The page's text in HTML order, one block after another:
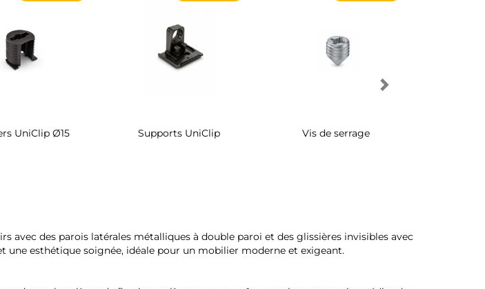
UniClip Ø15 Supports UniClip Vis de serrage
avec des parois latérales métalliques à double paroi et des glissières invisibles avec
esthétique soignée, idéale pour un mobilier moderne et exigeant.